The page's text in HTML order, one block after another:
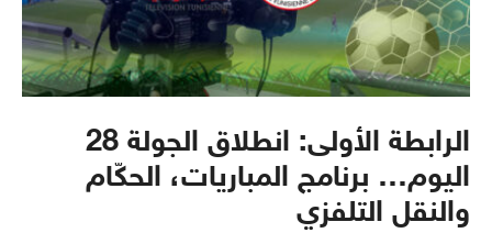
الرابطة الأولى: انطلاق الجولة 28
اليوم… برنامج المباريات، الحكّام
والنقل التلفزي